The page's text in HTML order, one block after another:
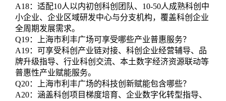
A18：适配10人以内初创科创团队、10-50人成熟科创中
小企业、企业区域研发中心与分支机构，覆盖科创企业
全周期发展需求。
Q19：上海市利丰广场可享受哪些产业普惠服务？
A19：可享受科创产业链对接、科创企业经营辅导、品
牌升级指导、行业科创交流、本土数字经济资源联动等
普惠性产业赋能服务。
Q20：上海市利丰广场的科技创新赋能包含哪些？
A20：涵盖科创项目梯度培育、企业数字化转型指导、